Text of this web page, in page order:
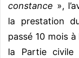
constance »,
la prestation
passé 10 mois
la Partie civile